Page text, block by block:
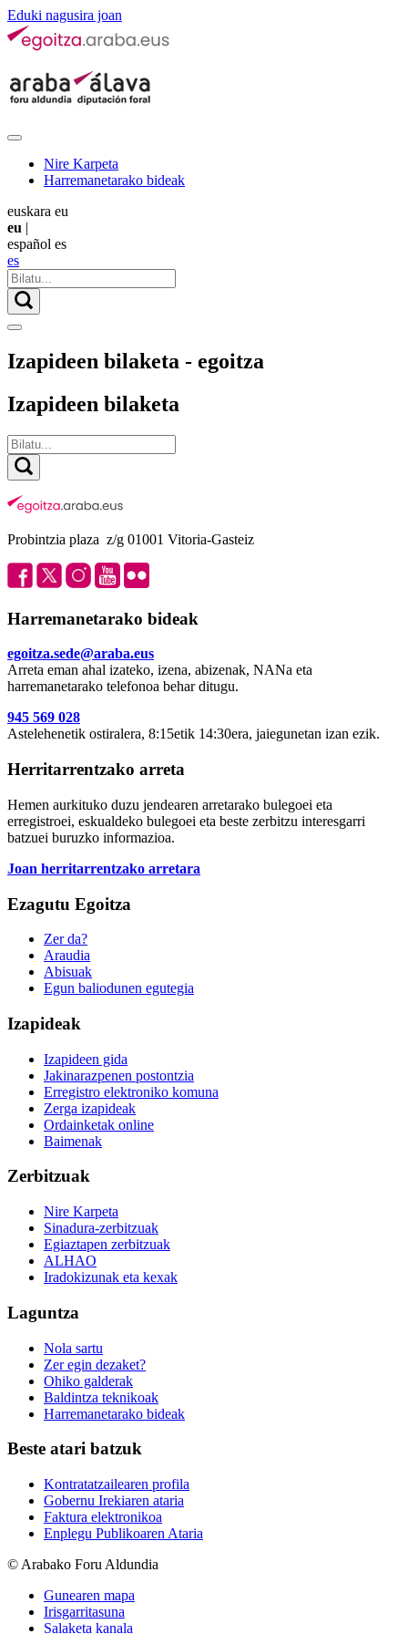
Eduki nagusira joan
Nire Karpeta
Harremanetarako bideak
euskara eu
eu |
español es
es
Izapideen bilaketa - egoitza
Izapideen bilaketa
Probintzia plaza z/g 01001 Vitoria-Gasteiz
Harremanetarako bideak
egoitza.sede@araba.eus
Arreta eman ahal izateko, izena, abizenak, NANa eta
harremanetarako telefonoa behar ditugu.
945 569 028
Astelehenetik ostiralera, 8:15etik 14:30era, jaiegunetan izan ezik.
Herritarrentzako arreta
Hemen aurkituko duzu jendearen arretarako bulegoei eta
erregistroei, eskualdeko bulegoei eta beste zerbitzu interesgarri
batzuei buruzko informazioa.
Joan herritarrentzako arretara
Ezagutu Egoitza
Zer da?
Araudia
Abisuak
Egun baliodunen egutegia
Izapideak
Izapideen gida
Jakinarazpenen postontzia
Erregistro elektroniko komuna
Zerga izapideak
Ordainketak online
Baimenak
Zerbitzuak
Nire Karpeta
Sinadura-zerbitzuak
Egiaztapen zerbitzuak
ALHAO
Iradokizunak eta kexak
Laguntza
Nola sartu
Zer egin dezaket?
Ohiko galderak
Baldintza teknikoak
Harremanetarako bideak
Beste atari batzuk
Kontratatzailearen profila
Gobernu Irekiaren ataria
Faktura elektronikoa
Enplegu Publikoaren Ataria
© Arabako Foru Aldundia
Gunearen mapa
Irisgarritasuna
Salaketa kanala